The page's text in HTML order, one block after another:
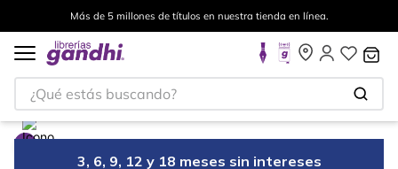
Más de 5 millones de títulos en nuestra tienda en línea.
¿Qué estás buscando?
3, 6, 9, 12 y 18 meses sin intereses